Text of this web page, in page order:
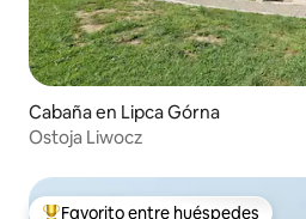
Cabaña en Lipca Górna
Ostoja Liwocz
Favorito entre huéspedes